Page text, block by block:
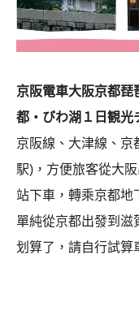
京阪電車大阪京都琵
都・びわ湖１日観光
京阪線、大津線、京
駅)，方便旅客從大
站下車，轉乘京都地
單純從京都出發到滋
划算了，請自行試算